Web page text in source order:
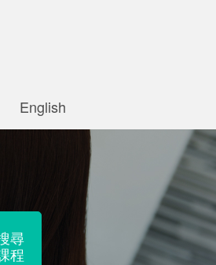
English
尋
程